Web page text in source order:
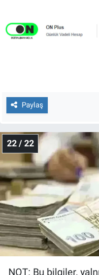
Paylaş
22 / 22
NOT: Bu bilgiler,